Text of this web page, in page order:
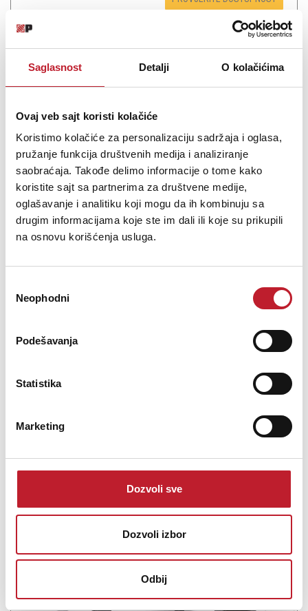
Saglasnost Detalji O kolačićima
Ovaj veb sajt koristi kolačiće
Koristimo kolačiće za personalizaciju sadržaja i oglasa,
pružanje funkcija društvenih medija i analiziranje
saobraćaja. Takođe delimo informacije o tome kako
koristite sajt sa partnerima za društvene medije,
oglašavanje i analitiku koji mogu da ih kombinuju sa
drugim informacijama koje ste im dali ili koje su prikupili
na osnovu korišćenja usluga.
сагласности
Neophodni
Podešavanja
Statistika
Marketing
Dozvoli sve
Dozvoli izbor
Odbij
Denon RCDN-12 DAB+ White - mini linija
-Mini Linije i All In One Plejeri
dvokanalnom 65 W izlaznom snagom, je all-in-one kućno audio
rešenje koje je savršeno za male sobe i prostorno efikasne Hi-Fi
Nadovezujući se ...
Šifra: 17935